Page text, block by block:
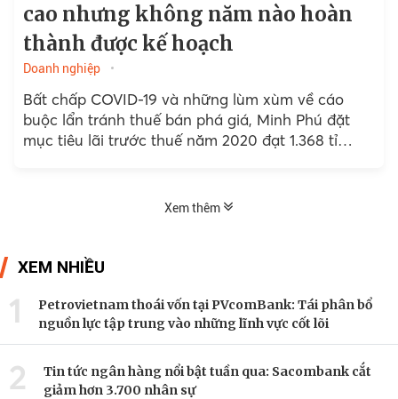
cao nhưng không năm nào hoàn
thành được kế hoạch
Doanh nghiệp
Bất chấp COVID-19 và những lùm xùm về cáo
buộc lẩn tránh thuế bán phá giá, Minh Phú đặt
mục tiêu lãi trước thuế năm 2020 đạt 1.368 tỉ
Xem thêm
XEM NHIỀU
1
Petrovietnam thoái vốn tại PVcomBank: Tái phân bổ
nguồn lực tập trung vào những lĩnh vực cốt lõi
2
Tin tức ngân hàng nổi bật tuần qua: Sacombank cắt
giảm hơn 3.700 nhân sự